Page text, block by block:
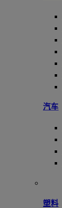
汽车
塑料